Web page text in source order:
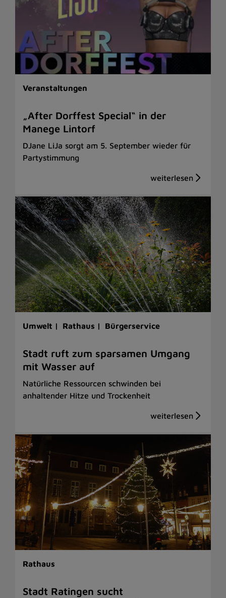
Veranstaltungen
„After Dorffest Special“ in der
Manege Lintorf
DJane LiJa sorgt am 5. September wieder für
Partystimmung
Umwelt | Rathaus | Bürgerservice
Stadt ruft zum sparsamen Umgang
mit Wasser auf
Natürliche Ressourcen schwinden bei
anhaltender Hitze und Trockenheit
Rathaus
Stadt Ratingen sucht